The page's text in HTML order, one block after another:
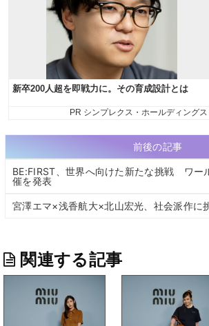
前後の記事
BE:FIRST、世界へ向けた新たな挑戦 ワー
催を発表
宮澤エマ×浅香航大×北山宏光、社会派作に
関連する記事